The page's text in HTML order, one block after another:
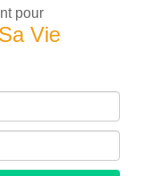
pour
Vie